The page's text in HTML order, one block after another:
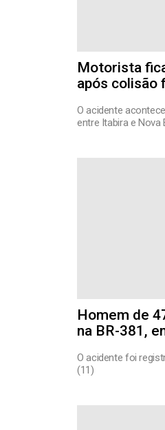
Motorista
após colisão
O acidente
entre Itabira e Nova
Homem de
na BR-381,
O acidente foi
(11)